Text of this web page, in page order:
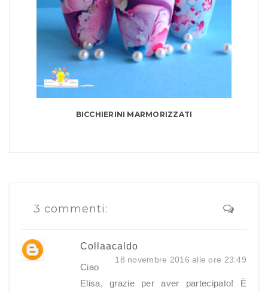
BICCHIERINI MARMORIZZATI
3 commenti:
Collaacaldo
18 novembre 2016 alle ore 23:49
Ciao
Elisa, grazie per aver partecipato! È